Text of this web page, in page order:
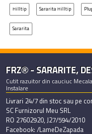
Hilltip Sararita Hilltip
Sararita
FRZ® - SARARITE,
Cutit razuitor din cauciuc
Instalare
Livrari 24/7 din stoc sau pe
SC Furnizorul Meu SRL
RO 27602920, J27/594/2010
Facebook: /LameDeZapada